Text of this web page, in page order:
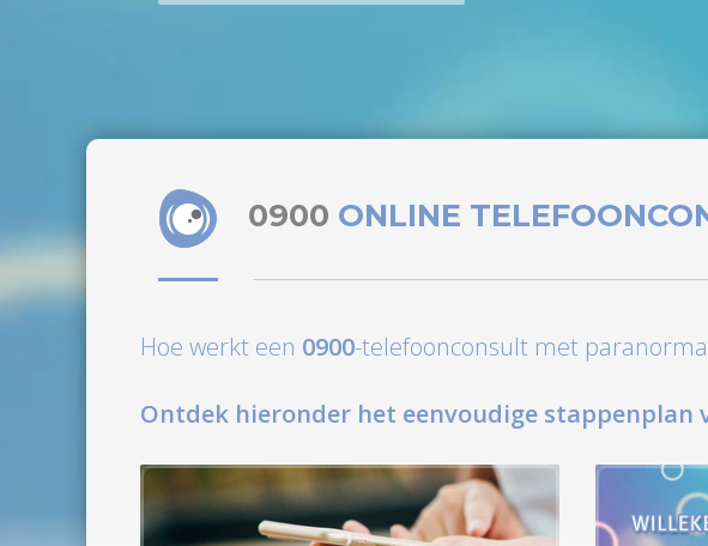
0900 ONLINE
Hoe werkt een 0900-telefoonconsult met
Ontdek hieronder het eenvoudige